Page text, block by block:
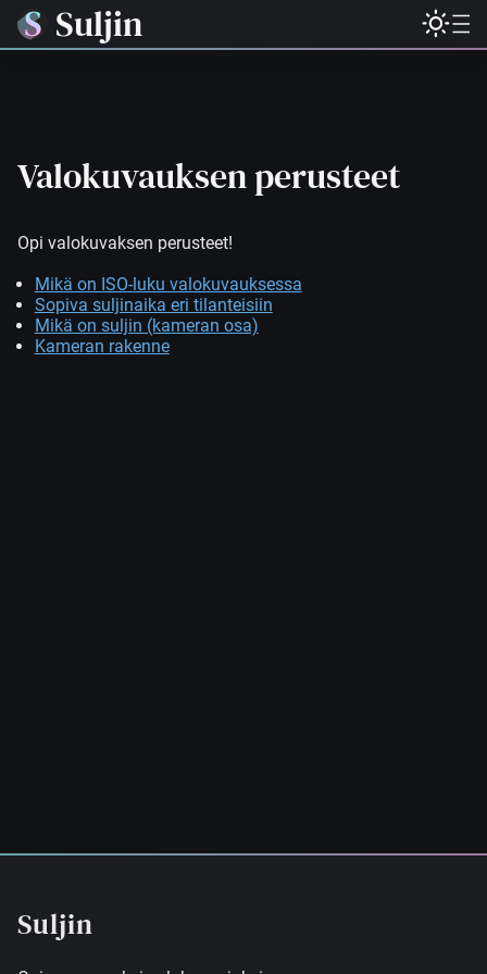
Suljin
Valokuvauksen perusteet
Opi valokuvaksen perusteet!
Mikä on ISO-luku valokuvauksessa
Sopiva suljinaika eri tilanteisiin
Mikä on suljin (kameran osa)
Kameran rakenne
Suljin